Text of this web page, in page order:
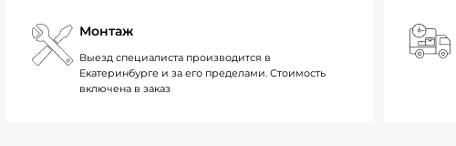
Монтаж
Выезд специалиста производится в
Екатеринбурге и за его пределами. Стоимость
включена в заказ